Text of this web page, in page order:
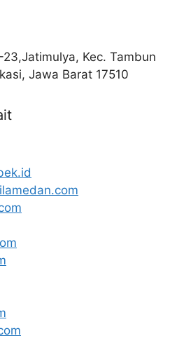
Kec. Tambun
Jawa Barat 17510